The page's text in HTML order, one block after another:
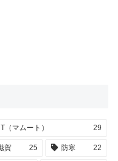
（マムート） 29
賀 25 防寒 22